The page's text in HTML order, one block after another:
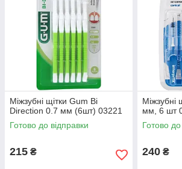
Мануальні зубні
особливості та
Міжзубні щітки Gum Bi
Direction 0.7 мм (6шт) 03221
Готово до відправки
215 ₴
Міжзубні
мм, 6 шт
Готово до
240 ₴